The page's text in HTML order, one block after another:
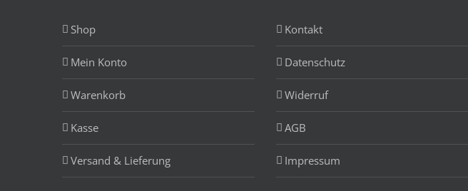
Shop
Mein Konto
Warenkorb
Kasse
Versand & Lieferung
Kontakt
Datenschutz
Widerruf
AGB
Impressum